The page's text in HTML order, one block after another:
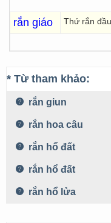
rắn giáo Thứ rắn
* Từ tham khảo:
rắn giun
rắn hoa câu
rắn hổ đất
rắn hổ đất
rắn hổ lửa